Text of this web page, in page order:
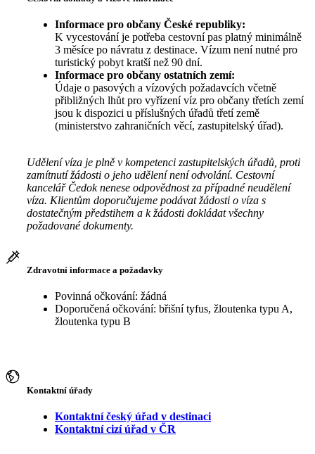
Informace pro občany České republiky:
K vycestování je potřeba cestovní pas platný minimálně
3 měsíce po návratu z destinace. Vízum není nutné pro
turistický pobyt kratší než 90 dní.
Informace pro občany ostatních zemí:
Údaje o pasových a vízových požadavcích včetně
přibližných lhůt pro vyřízení víz pro občany třetích zemí
jsou k dispozici u příslušných úřadů třetí země
(ministerstvo zahraničních věcí, zastupitelský úřad).
Udělení víza je plně v kompetenci zastupitelských úřadů, proti
zamítnutí žádosti o jeho udělení není odvolání. Cestovní
kancelář Čedok nenese odpovědnost za případné neudělení
víza. Klientům doporučujeme podávat žádosti o víza s
dostatečným předstihem a k žádosti dokládat všechny
požadované dokumenty.
Zdravotní informace a požadavky
Povinná očkování: žádná
Doporučená očkování: břišní tyfus, žloutenka typu A,
žloutenka typu B
Kontaktní úřady
Kontaktní český úřad v destinaci
Kontaktní cizí úřad v ČR